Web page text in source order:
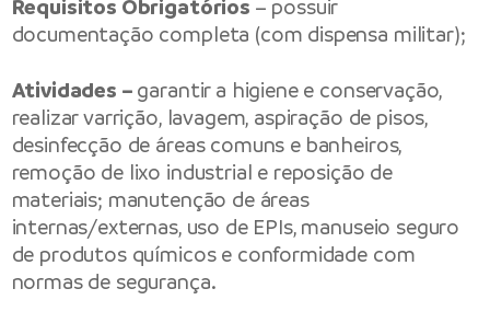
Requisitos Obrigatórios – possuir
documentação completa (com dispensa militar);
Atividades – garantir a higiene e conservação,
realizar varrição, lavagem, aspiração de pisos,
desinfecção de áreas comuns e banheiros,
remoção de lixo industrial e reposição de
materiais; manutenção de áreas
internas/externas, uso de EPIs, manuseio seguro
de produtos químicos e conformidade com
normas de segurança.